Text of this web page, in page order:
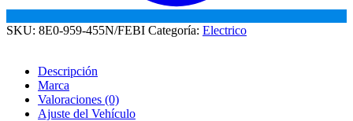
SKU: 8E0-959-455N/FEBI Categoría: Electrico
Descripción
Marca
Valoraciones (0)
Ajuste del Vehículo